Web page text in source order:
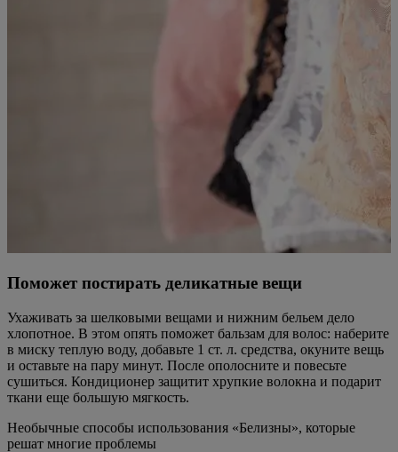
Поможет постирать деликатные вещи
Ухаживать за шелковыми вещами и нижним бельем дело
хлопотное. В этом опять поможет бальзам для волос: наберите
в миску теплую воду, добавьте 1 ст. л. средства, окуните вещь
и оставьте на пару минут. После ополосните и повесьте
сушиться. Кондиционер защитит хрупкие волокна и подарит
ткани еще большую мягкость.
Необычные способы использования «Белизны», которые
решат многие проблемы